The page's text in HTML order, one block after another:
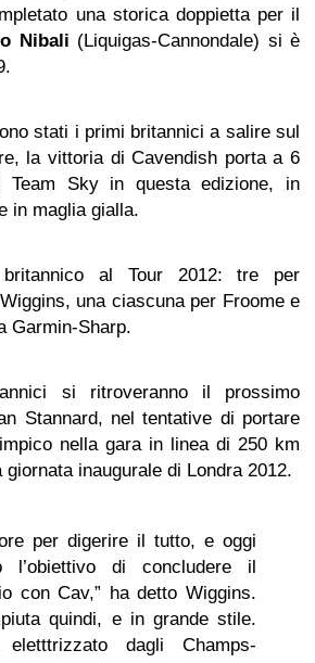
una storica doppietta per il
Nibali (Liquigas-Cannondale) si è
stati i primi britannici a salire sul
la vittoria di Cavendish porta a 6
Team Sky in questa edizione, in
in maglia gialla.
britannico al Tour 2012: tre per
una ciascuna per Froome e
Garmin-Sharp.
si ritroveranno il prossimo
Stannard, nel tentative di portare
nella gara in linea di 250 km
inaugurale di Londra 2012.
per digerire il tutto, e oggi
l’obiettivo di concludere il
con Cav,” ha detto Wiggins.
quindi, e in grande stile.
dagli Champs-